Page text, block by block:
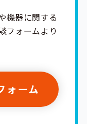
機器に関する
フォームより
ォーム